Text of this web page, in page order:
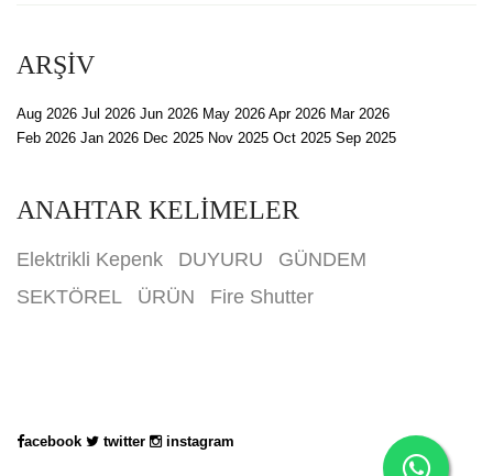
ARŞİV
Aug 2026 Jul 2026 Jun 2026 May 2026 Apr 2026 Mar 2026
Feb 2026 Jan 2026 Dec 2025 Nov 2025 Oct 2025 Sep 2025
ANAHTAR KELİMELER
Elektrikli Kepenk DUYURU
GÜNDEM
SEKTÖREL
ÜRÜN Fire Shutter
acebook twitter instagram